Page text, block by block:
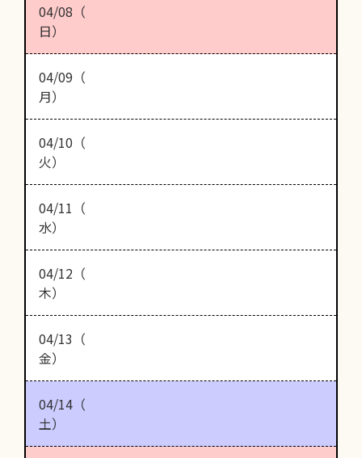
04/08（
日）
04/09（
月）
04/10（
火）
04/11（
水）
04/12（
木）
04/13（
金）
04/14（
土）